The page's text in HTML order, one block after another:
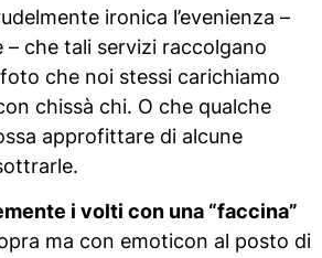
ironica l’evenienza –
– che tali servizi raccolgano
che noi stessi carichiamo
chissà chi. O che qualche
approfittare di alcune
i volti con una “faccina”
ma con emoticon al posto di